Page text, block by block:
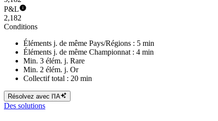
P&L
2,182
Conditions
Éléments j. de même Pays/Régions : 5 min
Éléments j. de même Championnat : 4 min
Min. 3 élém. j. Rare
Min. 2 élém. j. Or
Collectif total : 20 min
Résolvez avec l'IA
Des solutions